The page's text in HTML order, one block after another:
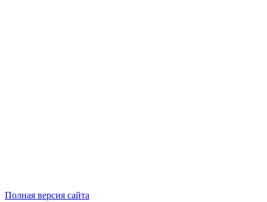
Полная версия сайта